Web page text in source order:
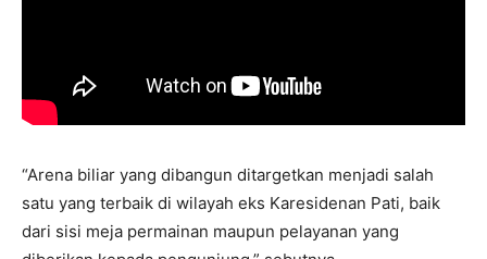
“Arena biliar yang dibangun ditargetkan menjadi salah
satu yang terbaik di wilayah eks Karesidenan Pati, baik
dari sisi meja permainan maupun pelayanan yang